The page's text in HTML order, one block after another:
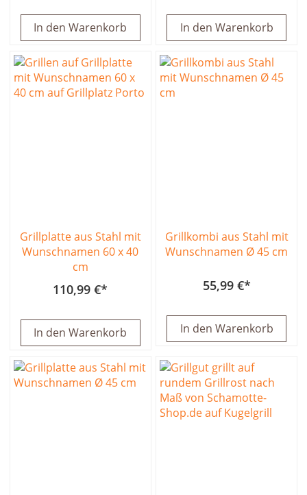
In den Warenkorb In den Warenkorb
Grillplatte aus Stahl mit
Wunschnamen 60 x 40
cm
110,99 €
In den Warenkorb
Grillkombi aus Stahl mit
Wunschnamen Ø 45 cm
55,99 €
In den Warenkorb